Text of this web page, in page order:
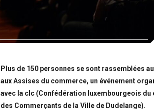
Plus de 150 personnes se sont rassemblées
aux Assises du commerce, un événement
avec la clc (Confédération luxembourgeois
des Commerçants de la Ville de Dudelange).